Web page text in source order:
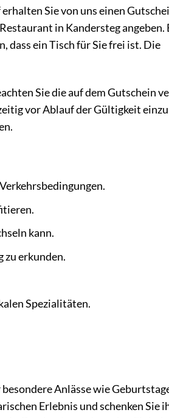
Sie von uns einen
in Kandersteg
dass ein Tisch für Sie frei ist. Die
Sie die auf dem Gutschein
vor Ablauf der Gültigkeit
kann.
zu erkunden.
Spezialitäten.
Anlässe wie
Erlebnis und schenken Sie